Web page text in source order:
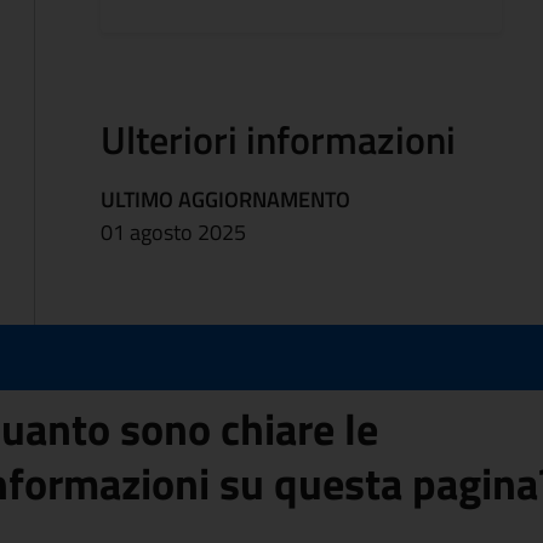
Ulteriori informazioni
ULTIMO AGGIORNAMENTO
01 agosto 2025
sono chiare le
su questa